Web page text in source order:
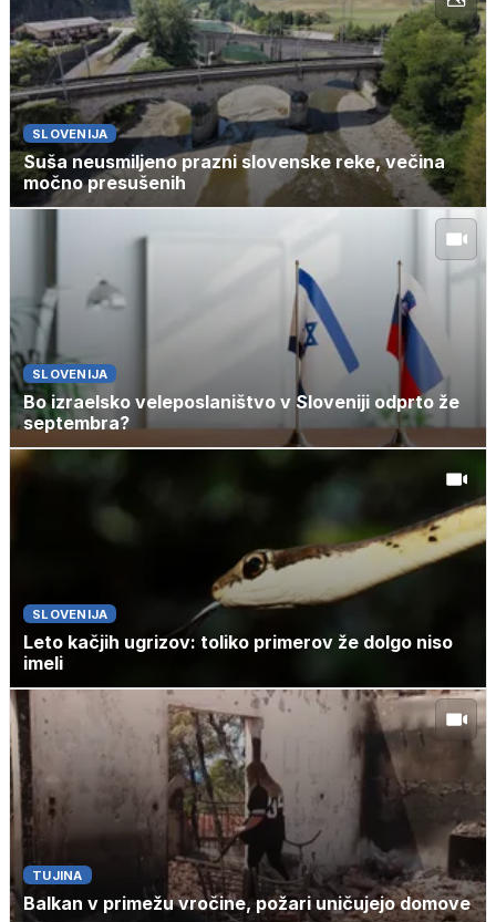
SLOVENIJA
Suša neusmiljeno prazni slovenske reke, večina
močno presušenih
SLOVENIJA
Bo izraelsko veleposlaništvo v Sloveniji odprto že
septembra?
SLOVENIJA
Leto kačjih ugrizov: toliko primerov že dolgo niso
imeli
TUJINA
Balkan v primežu vročine, požari uničujejo domove